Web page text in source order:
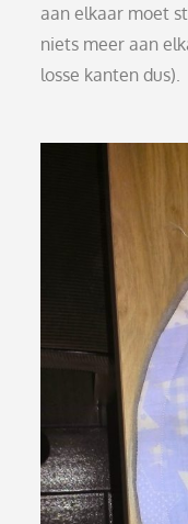
aan elkaar moet
niets meer aan
losse kanten dus).